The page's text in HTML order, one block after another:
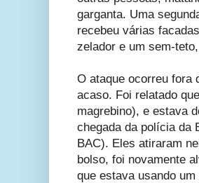
garganta. Uma
recebeu várias
zelador e um sem-
O ataque ocorreu fora
acaso. Foi relatado
magrebino), e estava
chegada da polícia da
BAC). Eles atiraram
bolso, foi novamente
que estava usando